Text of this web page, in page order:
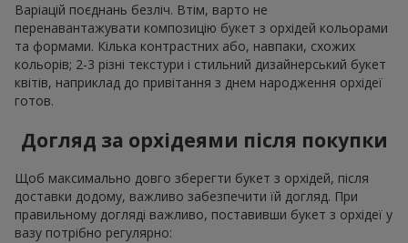
Варіацій поєднань безліч. Втім, варто не
перенавантажувати композицію букет з орхідей кольорами
та формами. Кілька контрастних або, навпаки, схожих
кольорів; 2-3 різні текстури і стильний дизайнерський букет
квітів, наприклад до привітання з днем народження орхідеї
готов.
Догляд за орхідеями після покупки
Щоб максимально довго зберегти букет з орхідей, після
доставки додому, важливо забезпечити їй догляд. При
правильному догляді важливо, поставивши букет з орхідеї у
вазу потрібно регулярно: